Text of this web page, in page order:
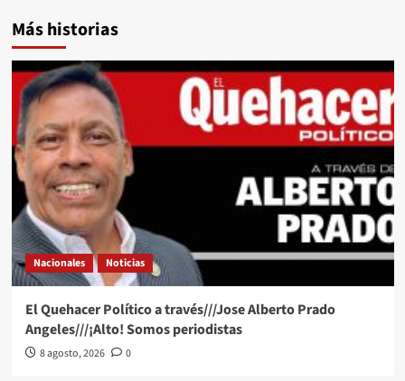
Más historias
Nacionales Noticias
El Quehacer Político a través///Jose Alberto Prado
Angeles///¡Alto! Somos periodistas
8 agosto, 2026 0